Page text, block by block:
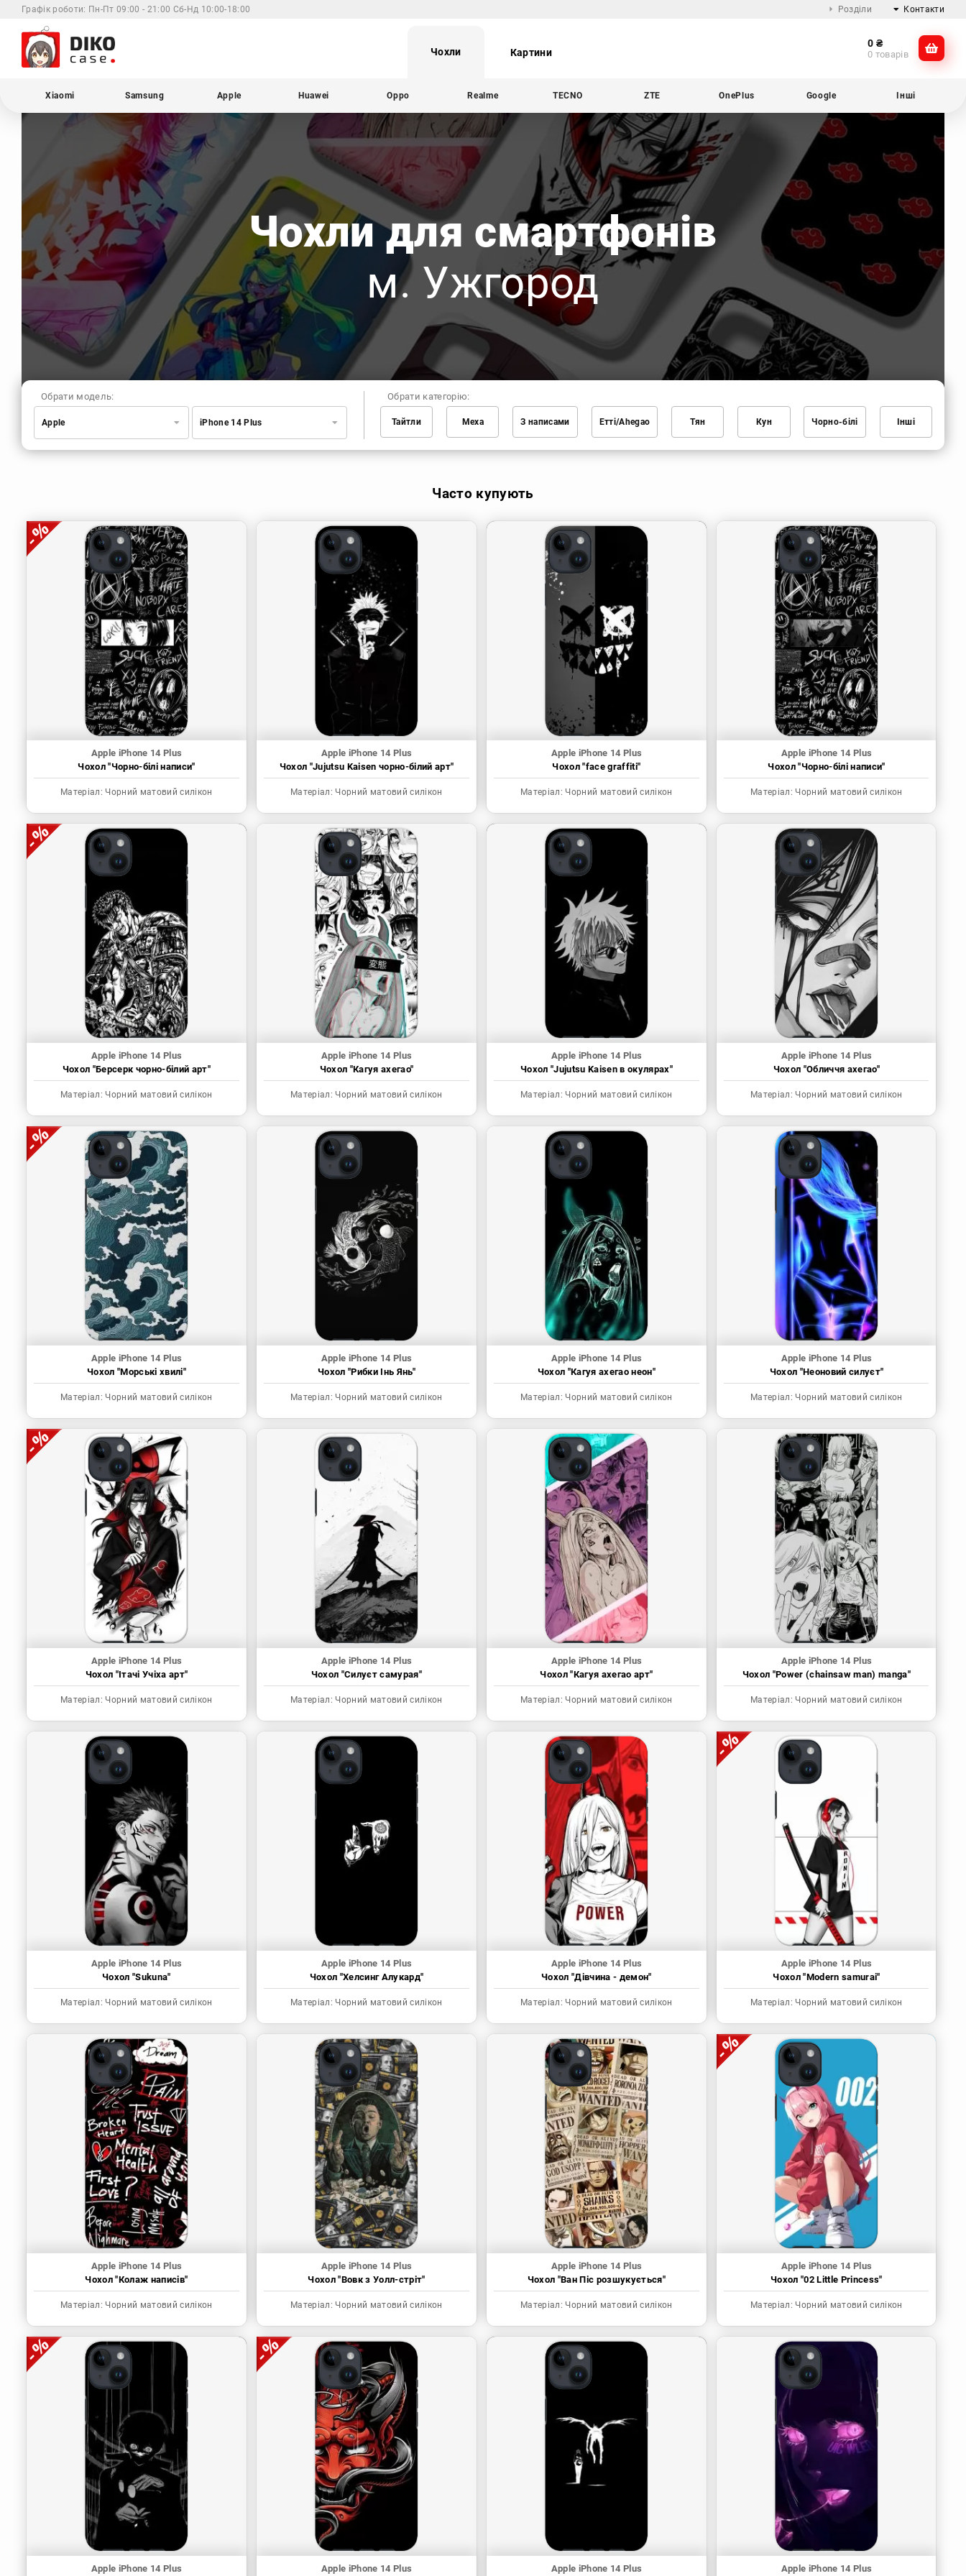
Графік роботи: Пн-Пт 09:00 - 21:00 Сб-Нд 10:00-18:00 Розділи Контакти
@dikocase
Чохли Картини
0 ₴
0 товарів
Xiaomi Samsung Apple Huawei Oppo Realme TECNO ZTE OnePlus Google Інші
Чохли для смартфонів
м. Ужгород
Обрати категорію:
Тайтли Меха З написами Етті/Ahegao Тян Кун Чорно-білі Інші
Обрати модель:
Apple
Samsung
Motorola
iPhone 14 Plus
Часто купують
Apple iPhone 14 Plus
Чохол "Чорно-білі написи"
Матеріал: Чорний матовий силікон
Apple iPhone 14 Plus
Чохол "Jujutsu Kaisen чорно-білий арт"
Матеріал: Чорний матовий силікон
Apple iPhone 14 Plus
Чохол "face graffiti"
Матеріал: Чорний матовий силікон
Apple iPhone 14 Plus
Чохол "Чорно-білі написи"
Матеріал: Чорний матовий силікон
Apple iPhone 14 Plus
Чохол "Берсерк чорно-білий арт"
Матеріал: Чорний матовий силікон
Apple iPhone 14 Plus
Чохол "Кагуя ахегао"
Матеріал: Чорний матовий силікон
Apple iPhone 14 Plus
Чохол "Jujutsu Kaisen в окулярах"
Матеріал: Чорний матовий силікон
Apple iPhone 14 Plus
Чохол "Обличчя ахегао"
Матеріал: Чорний матовий силікон
Apple iPhone 14 Plus
Чохол "Морські хвилі"
Матеріал: Чорний матовий силікон
Apple iPhone 14 Plus
Чохол "Рибки Інь Янь"
Матеріал: Чорний матовий силікон
Apple iPhone 14 Plus
Чохол "Кагуя ахегао неон"
Матеріал: Чорний матовий силікон
Apple iPhone 14 Plus
Чохол "Неоновий силуєт"
Матеріал: Чорний матовий силікон
Apple iPhone 14 Plus
Чохол "Ітачі Учіха арт"
Матеріал: Чорний матовий силікон
Apple iPhone 14 Plus
Чохол "Силуєт самурая"
Матеріал: Чорний матовий силікон
Apple iPhone 14 Plus
Чохол "Кагуя ахегао арт"
Матеріал: Чорний матовий силікон
Apple iPhone 14 Plus
Чохол "Power (chainsaw man) manga"
Матеріал: Чорний матовий силікон
Apple iPhone 14 Plus
Чохол "Sukuna"
Матеріал: Чорний матовий силікон
Apple iPhone 14 Plus
Чохол "Хелсинг Алукард"
Матеріал: Чорний матовий силікон
Apple iPhone 14 Plus
Чохол "Дівчина - демон"
Матеріал: Чорний матовий силікон
Apple iPhone 14 Plus
Чохол "Modern samurai"
Матеріал: Чорний матовий силікон
Apple iPhone 14 Plus
Чохол "Колаж написів"
Матеріал: Чорний матовий силікон
Apple iPhone 14 Plus
Чохол "Вовк з Уолл-стріт"
Матеріал: Чорний матовий силікон
Apple iPhone 14 Plus
Чохол "Ван Піс розшукується"
Матеріал: Чорний матовий силікон
Apple iPhone 14 Plus
Чохол "02 Little Princess"
Матеріал: Чорний матовий силікон
Apple iPhone 14 Plus Apple iPhone 14 Plus Apple iPhone 14 Plus Apple iPhone 14 Plus